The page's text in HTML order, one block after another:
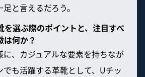
と言えるだろう。
を選ぶ際のポイントと、注目すべ
は何か？
に、カジュアルな要素を持ちなが
でも活躍する革靴として、Uチッ